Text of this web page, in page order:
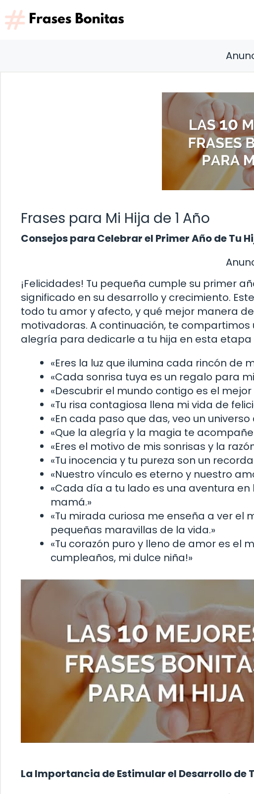
Saltar
al
contenido
Frases para Mi Hija de 1 Año
Consejos para Celebrar el Primer Año de Tu
¡Felicidades! Tu pequeña cumple su primer
significado en su desarrollo y crecimiento.
todo tu amor y afecto, y qué mejor manera
motivadoras. A continuación, te
alegría para dedicarle a tu hija en esta etapa
«Eres la luz que ilumina cada rincón de
«Cada sonrisa tuya es un regalo para
«Descubrir el mundo contigo es el
«Tu risa contagiosa llena mi vida de
«En cada paso que das, veo un
«Que la alegría y la magia te
«Eres el motivo de mis sonrisas y la
«Tu inocencia y tu pureza son un
«Nuestro vínculo es eterno y nuestro
«Cada día a tu lado es una aventura
mamá.»
«Tu mirada curiosa me enseña a ver el
pequeñas maravillas de la vida.»
«Tu corazón puro y lleno de amor es el
cumpleaños, mi dulce niña!»
La Importancia de Estimular el Desarrollo de